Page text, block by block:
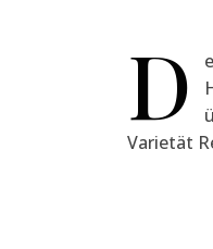
D
Varietät